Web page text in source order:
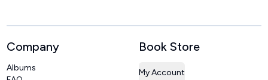
Company
Albums
Book Store
My Account